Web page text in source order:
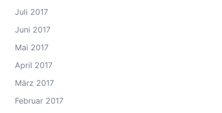
Juli 2017
Juni 2017
Mai 2017
April 2017
März 2017
Februar 2017